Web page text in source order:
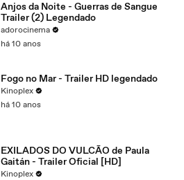
Anjos da Noite - Guerras de Sangue
Trailer (2) Legendado
adorocinema
há 10 anos
Fogo no Mar - Trailer HD legendado
Kinoplex
há 10 anos
EXILADOS DO VULCÃO de Paula
Gaitán - Trailer Oficial [HD]
Kinoplex